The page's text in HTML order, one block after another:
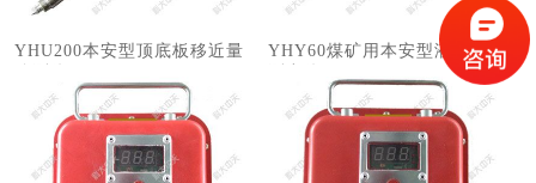
YHU200本安型顶底板移近量
YHY60煤矿用本安型液压支架